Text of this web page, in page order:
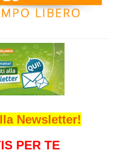
Newsletter!
PER TE